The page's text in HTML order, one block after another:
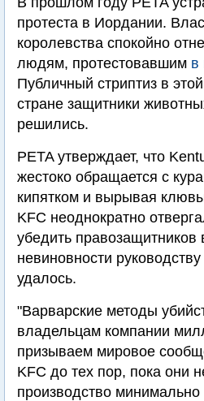
протеста в Иордании.
королевства спокойно
людям, протестовавшим в
Публичный стриптиз в
стране защитники
решились.
PETA утверждает, что
жестоко обращается с
кипятком и вырывая
KFC неоднократно
убедить правозащитников
невиновности
удалось.
"Варварские методы
владельцам компании
призываем мировое
KFC до тех пор, пока они
производство